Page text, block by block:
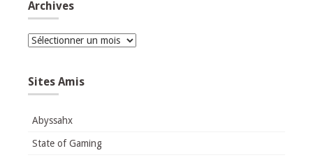
Archives
Archives
Sites Amis
Abyssahx
State of Gaming